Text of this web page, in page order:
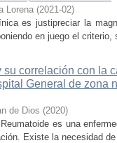
Lorena (2021-02)
es justipreciar la
en juego el
su correlación con la
General de zona
de Dios (2020)
es una
Existe la necesidad